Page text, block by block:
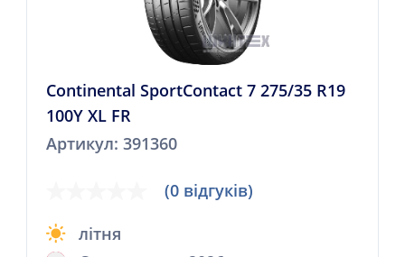
Continental SportContact 7 275/35 R19
100Y XL FR
Артикул: 391360
(0 відгуків)
літня